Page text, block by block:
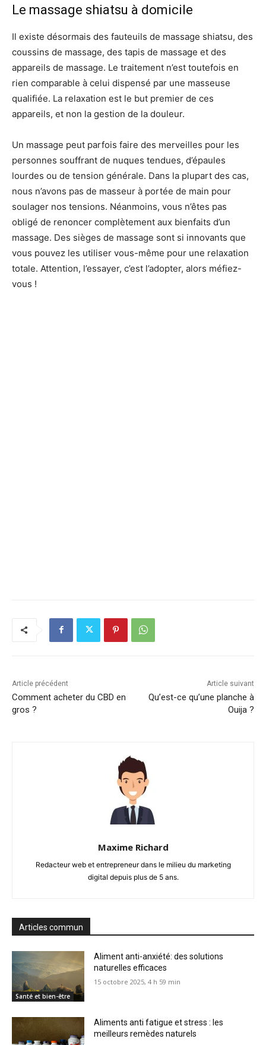
Le massage shiatsu à domicile
Il existe désormais des fauteuils de massage shiatsu, des
coussins de massage, des tapis de massage et des
appareils de massage. Le traitement n’est toutefois en
rien comparable à celui dispensé par une masseuse
qualifiée. La relaxation est le but premier de ces
appareils, et non la gestion de la douleur.
Un massage peut parfois faire des merveilles pour les
personnes souffrant de nuques tendues, d’épaules
lourdes ou de tension générale. Dans la plupart des cas,
nous n’avons pas de masseur à portée de main pour
soulager nos tensions. Néanmoins, vous n’êtes pas
obligé de renoncer complètement aux bienfaits d’un
massage. Des sièges de massage sont si innovants que
vous pouvez les utiliser vous-même pour une relaxation
totale. Attention, l’essayer, c’est l’adopter, alors méfiez-
vous !
Article précédent
Comment acheter du CBD en
gros ?
Article suivant
Qu’est-ce qu’une planche à
Ouija ?
Maxime Richard
Redacteur web et entrepreneur dans le milieu du marketing
digital depuis plus de 5 ans.
Articles commun
Santé et bien-être
Aliment anti-anxiété: des solutions
naturelles efficaces
15 octobre 2025, 4 h 59 min
Aliments anti fatigue et stress : les
meilleurs remèdes naturels